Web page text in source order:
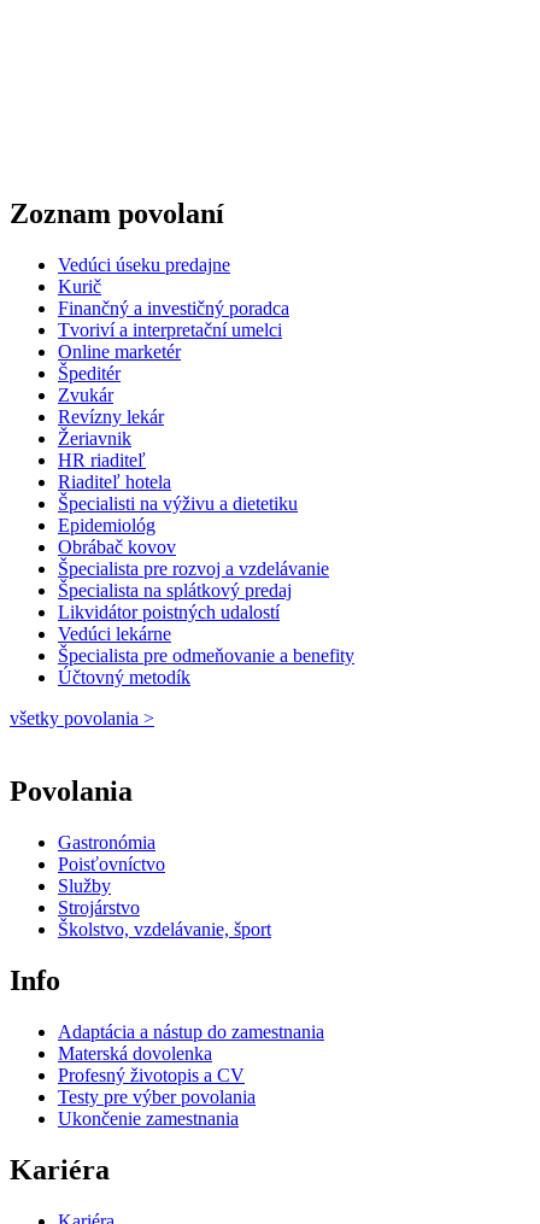
Zoznam povolaní
Vedúci úseku predajne
Kurič
Finančný a investičný poradca
Tvoriví a interpretační umelci
Online marketér
Špeditér
Zvukár
Revízny lekár
Žeriavnik
HR riaditeľ
Riaditeľ hotela
Špecialisti na výživu a dietetiku
Epidemiológ
Obrábač kovov
Špecialista pre rozvoj a vzdelávanie
Špecialista na splátkový predaj
Likvidátor poistných udalostí
Vedúci lekárne
Špecialista pre odmeňovanie a benefity
Účtovný metodík
všetky povolania >
Povolania
Gastronómia
Poisťovníctvo
Služby
Strojárstvo
Školstvo, vzdelávanie, šport
Info
Adaptácia a nástup do zamestnania
Materská dovolenka
Profesný životopis a CV
Testy pre výber povolania
Ukončenie zamestnania
Kariéra